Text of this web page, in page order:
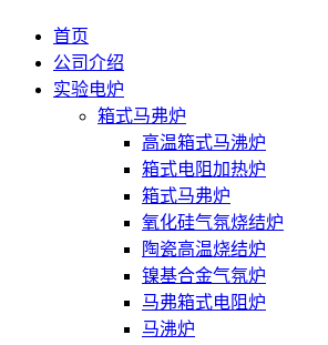
首页
公司介绍
实验电炉
箱式马弗炉
高温箱式马沸炉
箱式电阻加热炉
箱式马弗炉
氧化硅气氛烧结炉
陶瓷高温烧结炉
镍基合金气氛炉
马弗箱式电阻炉
马沸炉